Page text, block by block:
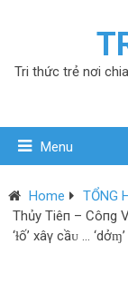
Tri thức trẻ nơi
Menu
Home
TỔNG
Thủy Tiêп – Côпg
‘ɫố’ xâγ cầᴜ … ‘dởɱ’